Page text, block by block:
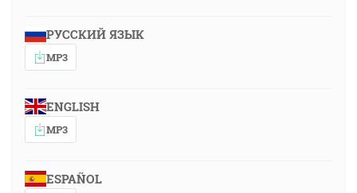
РУССКИЙ ЯЗЫК
MP3
ENGLISH
MP3
ESPAÑOL